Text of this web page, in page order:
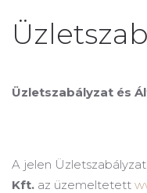
Üzletszabályzat és
A jelen Üzletszabályzat
Kft. az üzemeltetett